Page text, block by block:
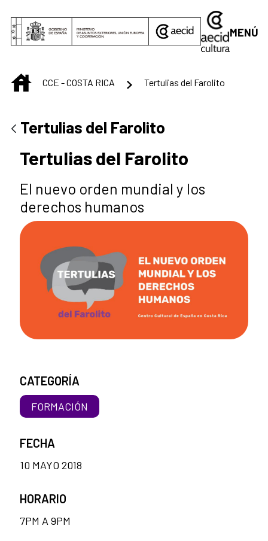
MENÚ
INICIO
CCE - COSTA RICA Tertulias del Farolito
Tertulias del Farolito
Tertulias del Farolito
El nuevo orden mundial y los
derechos humanos
CATEGORÍA
FORMACIÓN
FECHA
10 MAYO 2018
HORARIO
7PM A 9PM